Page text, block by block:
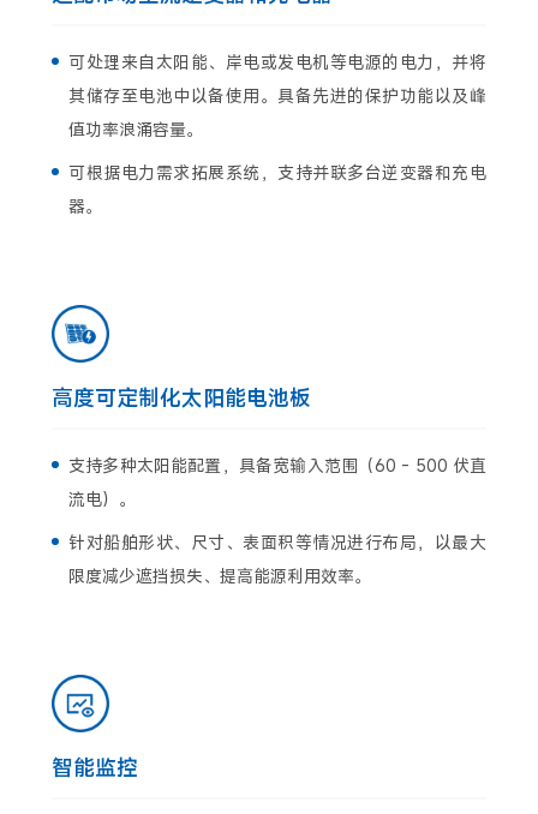
可处理来自太阳能、岸电或发电机等电源的电力，并将
其储存至电池中以备使用。具备先进的保护功能以及峰
值功率浪涌容量。
可根据电力需求拓展系统，支持并联多台逆变器和充电
器。
高度可定制化太阳能电池板
支持多种太阳能配置，具备宽输入范围（60 - 500 伏直
流电）。
针对船舶形状、尺寸、表面积等情况进行布局，以最大
限度减少遮挡损失、提高能源利用效率。
智能监控